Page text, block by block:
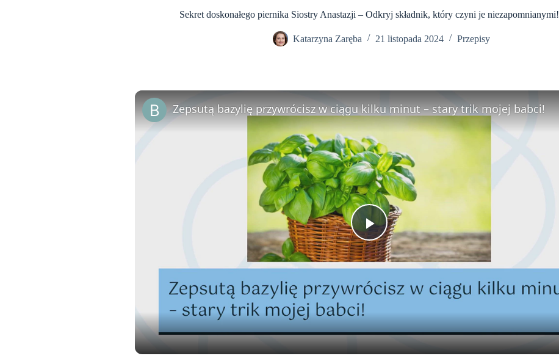
Sekret doskonałego piernika Siostry Anastazji – Odkryj składnik, który czyni je niezapomnianymi!
Katarzyna Zaręba 21 listopada 2024 Przepisy
P
l
a
y
Zepsutą bazylię przywrócisz w ciągu kilku minut – stary trik mojej babci!